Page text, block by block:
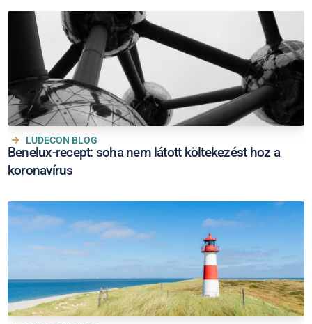
LUDECON BLOG
Benelux-recept: soha nem látott költekezést hoz a
koronavírus